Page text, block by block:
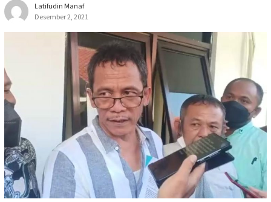
Latifudin Manaf
Desember 2, 2021